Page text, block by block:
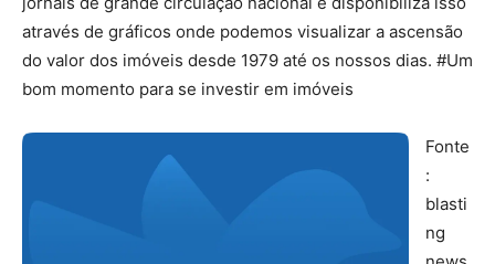
através de gráficos onde podemos visualizar a ascensão
do valor dos imóveis desde 1979 até os nossos dias. #Um
bom momento para se investir em imóveis
Fonte
:
blasti
ng